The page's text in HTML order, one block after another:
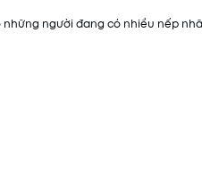
người đang có nhiều nếp